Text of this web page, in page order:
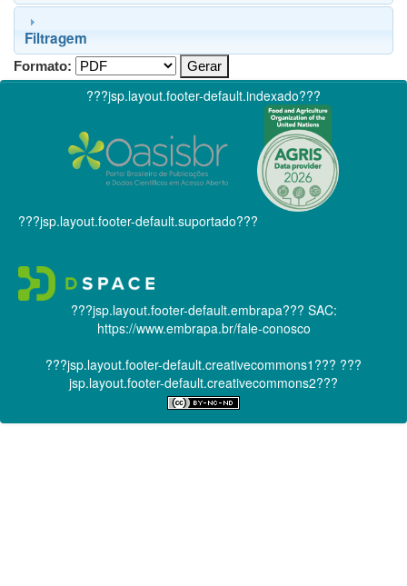
Filtragem
Formato:
???jsp.layout.footer-default.indexado???
???jsp.layout.footer-default.suportado???
???jsp.layout.footer-default.embrapa??? SAC:
https://www.embrapa.br/fale-conosco
???jsp.layout.footer-default.creativecommons1??? ???
jsp.layout.footer-default.creativecommons2???